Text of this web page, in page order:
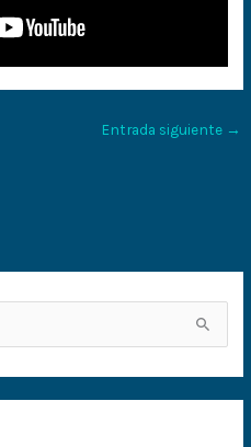
Entrada siguiente →